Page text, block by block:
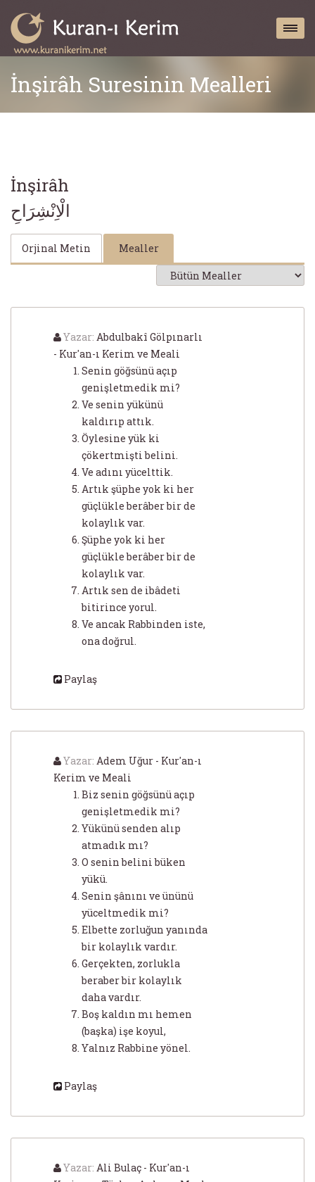
İnşirâh Suresinin Mealleri
İnşirâh
الْاِنْشِرَاحِ
Orjinal Metin Mealler
Yazar: Abdulbakî Gölpınarlı
- Kur'an-ı Kerim ve Meali
Senin göğsünü açıp
genişletmedik mi?
Ve senin yükünü
kaldırıp attık.
Öylesine yük ki
çökertmişti belini.
Ve adını yücelttik.
Artık şüphe yok ki her
güçlükle berâber bir de
kolaylık var.
Şüphe yok ki her
güçlükle berâber bir de
kolaylık var.
Artık sen de ibâdeti
bitirince yorul.
Ve ancak Rabbinden iste,
ona doğrul.
Paylaş
Yazar: Adem Uğur - Kur'an-ı
Kerim ve Meali
Biz senin göğsünü açıp
genişletmedik mi?
Yükünü senden alıp
atmadık mı?
O senin belini büken
yükü.
Senin şânını ve ününü
yüceltmedik mi?
Elbette zorluğun yanında
bir kolaylık vardır.
Gerçekten, zorlukla
beraber bir kolaylık
daha vardır.
Boş kaldın mı hemen
(başka) işe koyul,
Yalnız Rabbine yönel.
Paylaş
Yazar: Ali Bulaç - Kur'an-ı